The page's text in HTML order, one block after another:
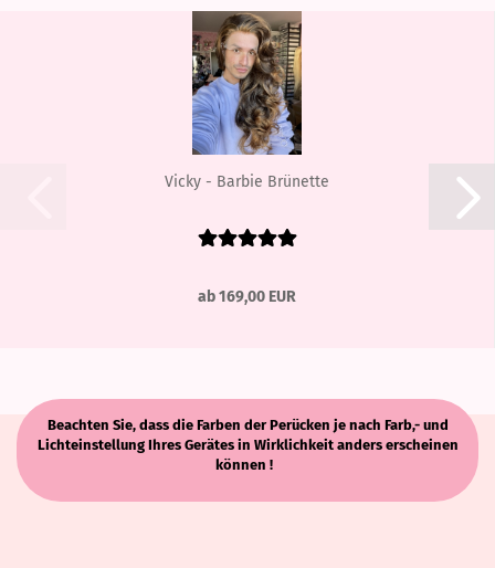
Vicky - Barbie Brünette
ab 169,00 EUR
Beachten Sie, dass die Farben der Perücken je nach Farb,- und
Lichteinstellung Ihres Gerätes in Wirklichkeit anders erscheinen
können !